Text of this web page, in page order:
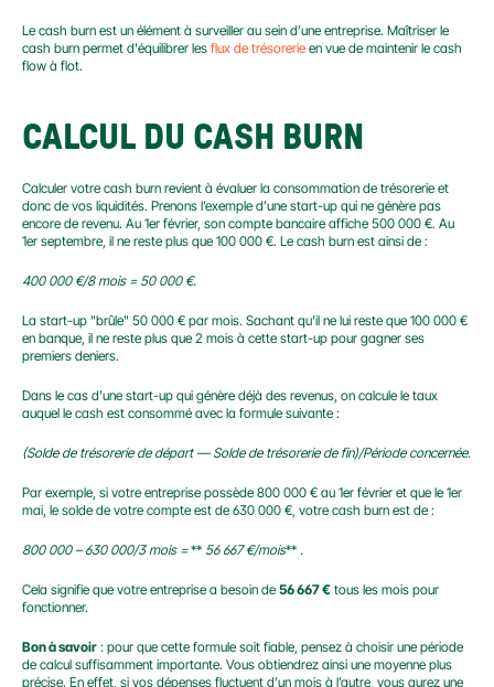
Le cash burn est un élément à surveiller au sein d’une entreprise. Maîtriser le
cash burn permet d'équilibrer les flux de trésorerie en vue de maintenir le cash
flow à flot.
CALCUL DU CASH BURN
Calculer votre cash burn revient à évaluer la consommation de trésorerie et
donc de vos liquidités. Prenons l’exemple d’une start-up qui ne génère pas
encore de revenu. Au 1er février, son compte bancaire affiche 500 000 €. Au
1er septembre, il ne reste plus que 100 000 €. Le cash burn est ainsi de :
400 000 €/8 mois = 50 000 €.
La start-up "brûle" 50 000 € par mois. Sachant qu'il ne lui reste que 100 000 €
en banque, il ne reste plus que 2 mois à cette start-up pour gagner ses
premiers deniers.
Dans le cas d’une start-up qui génère déjà des revenus, on calcule le taux
auquel le cash est consommé avec la formule suivante :
(Solde de trésorerie de départ — Solde de trésorerie de fin)/Période concernée.
Par exemple, si votre entreprise possède 800 000 € au 1er février et que le 1er
mai, le solde de votre compte est de 630 000 €, votre cash burn est de :
800 000 – 630 000/3 mois = ** 56 667 €/mois** .
Cela signifie que votre entreprise a besoin de 56 667 € tous les mois pour
fonctionner.
Bon à savoir : pour que cette formule soit fiable, pensez à choisir une période
de calcul suffisamment importante. Vous obtiendrez ainsi une moyenne plus
précise. En effet, si vos dépenses fluctuent d’un mois à l’autre, vous aurez une